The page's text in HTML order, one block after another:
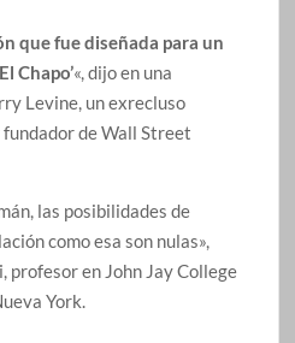
que fue diseñada para un
Chapo’«, dijo en una
Levine, un exrecluso
de Wall Street
las posibilidades de
como esa son nulas»,
profesor en John Jay College
York.